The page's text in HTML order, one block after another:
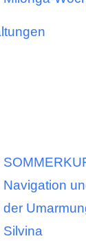
Navigation
der
Silvina